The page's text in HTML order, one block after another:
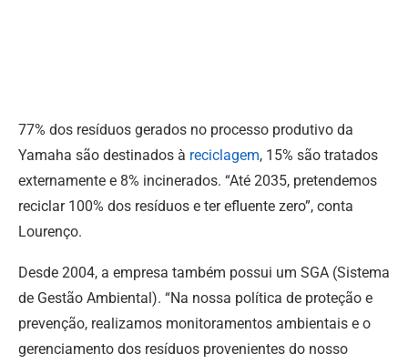
77% dos resíduos gerados no processo produtivo da
Yamaha são destinados à reciclagem, 15% são tratados
externamente e 8% incinerados. “Até 2035, pretendemos
reciclar 100% dos resíduos e ter efluente zero”, conta
Lourenço.
Desde 2004, a empresa também possui um SGA (Sistema
de Gestão Ambiental). “Na nossa política de proteção e
prevenção, realizamos monitoramentos ambientais e o
gerenciamento dos resíduos provenientes do nosso